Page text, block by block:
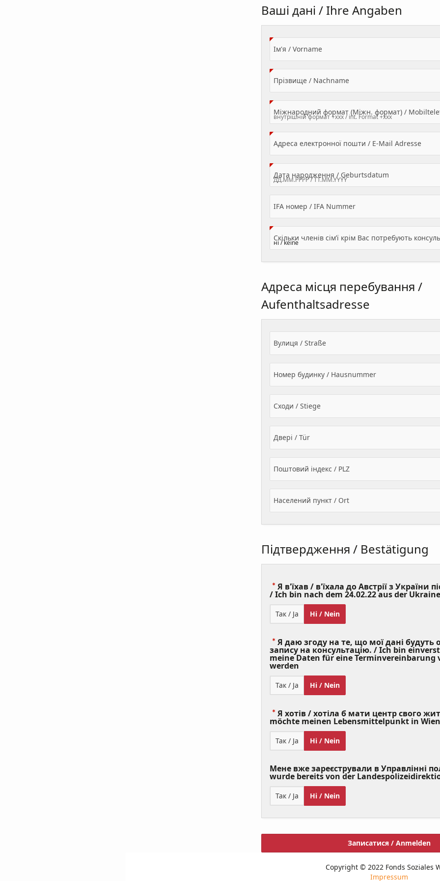
Ваші дані / Ihre Angaben
Ім'я / Vorname(Value Required)
Прізвище / Nachname(Value Required)
Міжнародний формат (Міжн. формат) /
Адреса електронної пошти / E-Mail Adresse
Дата народження / Geburtsdatum
IFA номер / IFA Nummer
Адреса місця перебування /
Aufenthaltsadresse
Вулиця / Straße
Номер будинку / Hausnummer
Сходи / Stiege
Двері / Tür
Поштовий індекс / PLZ
Населений пункт / Ort
Підтвердження / Bestätigung
Я в'їхав / в'їхала до Австрії з України
/ Ich bin nach dem 24.02.22 aus der
Так / Ja Ні / Nein
Я даю згоду на те, що мої дані будуть
запису на консультацію. / Ich bin
meine Daten für eine Terminvereinbarung
werden
Required)
Так / Ja Ні / Nein
Я хотів / хотіла б мати центр свого
möchte meinen Lebensmittelpunkt in
Так / Ja Ні / Nein
Мене вже зареєстрували в Управлінні
wurde bereits von der
Так / Ja Ні / Nein
Записатися / Anmelden
Copyright © 2022 Fonds Soziales
Impressum